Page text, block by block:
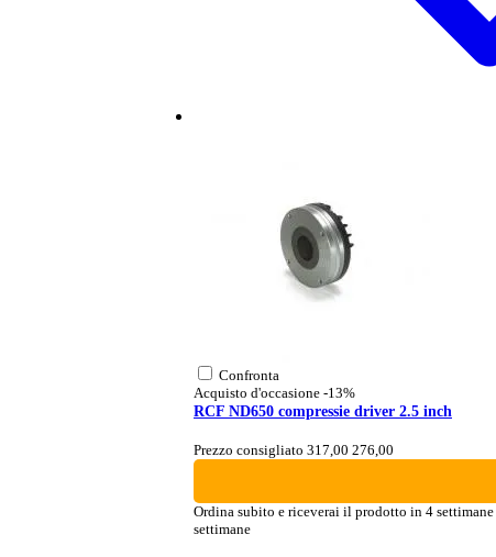
Confronta
Acquisto d'occasione -13%
RCF ND650 compressie driver 2.5 inch
Prezzo consigliato 317,00 276,00
Ordina subito e riceverai il prodotto in 4 settimane
settimane